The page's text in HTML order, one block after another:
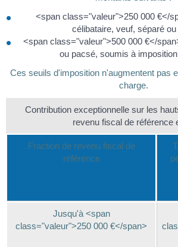
<span class="valeur">250 000 €</
célibataire, veuf, séparé
<span class="valeur">500 000 €</
ou pacsé, soumis à
Ces seuils d'imposition n'augmentent pas
charge.
Contribution exceptionnelle sur les
revenu fiscal de référence
Fraction de revenu fiscal de
référence
Jusqu'à <span
class="valeur">250 000 €</span>